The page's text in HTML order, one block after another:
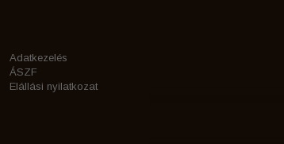
Adatkezelés
ÁSZF
Elállási nyilatkozat